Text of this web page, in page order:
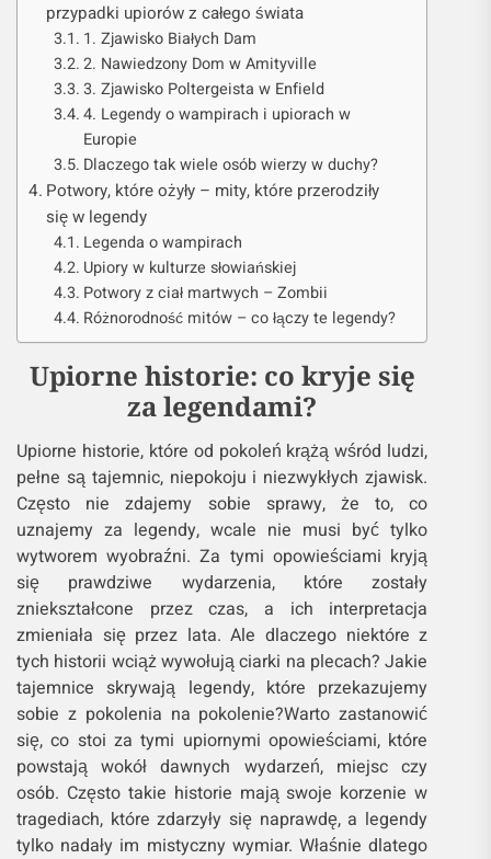
przypadki upiorów z całego świata
1. Zjawisko Białych Dam
2. Nawiedzony Dom w Amityville
3. Zjawisko Poltergeista w Enfield
4. Legendy o wampirach i upiorach w
Europie
Dlaczego tak wiele osób wierzy w duchy?
Potwory, które ożyły – mity, które przerodziły
się w legendy
Legenda o wampirach
Upiory w kulturze słowiańskiej
Potwory z ciał martwych – Zombii
Różnorodność mitów – co łączy te legendy?
Upiorne historie: co kryje się
za legendami?
Upiorne historie, które od pokoleń krążą wśród ludzi,
pełne są tajemnic, niepokoju i niezwykłych zjawisk.
Często nie zdajemy sobie sprawy, że to, co
uznajemy za legendy, wcale nie musi być tylko
wytworem wyobraźni. Za tymi opowieściami kryją
się prawdziwe wydarzenia, które zostały
zniekształcone przez czas, a ich interpretacja
zmieniała się przez lata. Ale dlaczego niektóre z
tych historii wciąż wywołują ciarki na plecach? Jakie
tajemnice skrywają legendy, które przekazujemy
sobie z pokolenia na pokolenie?Warto zastanowić
się, co stoi za tymi upiornymi opowieściami, które
powstają wokół dawnych wydarzeń, miejsc czy
osób. Często takie historie mają swoje korzenie w
tragediach, które zdarzyły się naprawdę, a legendy
tylko nadały im mistyczny wymiar. Właśnie dlatego